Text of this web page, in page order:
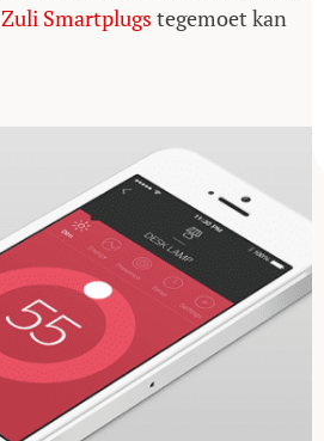
Zuli Smartplugs tegemoet kan